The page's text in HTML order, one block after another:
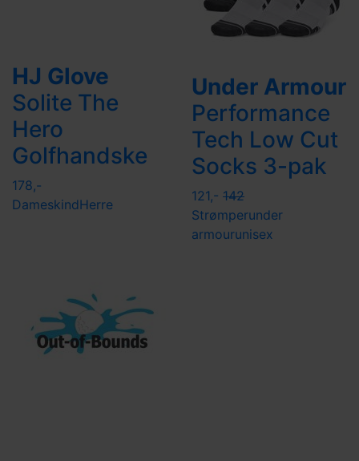
HJ Glove
Solite The
Hero
Golfhandske
178,-
DameskindHerre
Under Armour
Performance
Tech Low Cut
Socks 3-pak
121,- 142
Strømperunder
armourunisex